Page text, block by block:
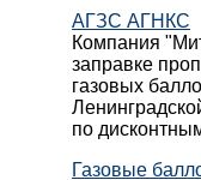
АГЗС АГНКС
Компания
заправке
газовых
по
Газовые